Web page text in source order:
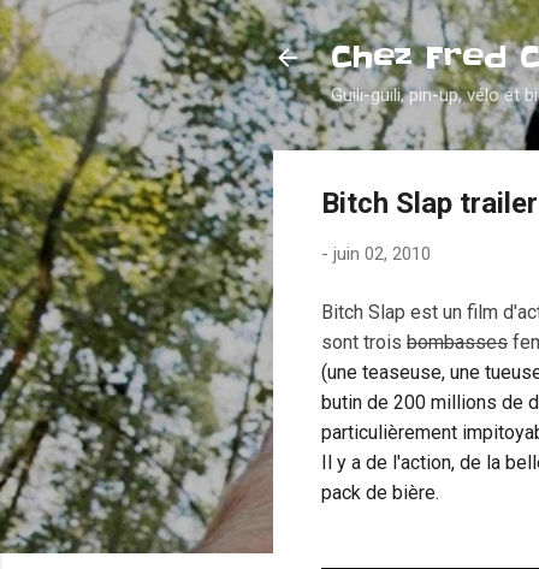
Chez Fred
Guili-guili, pin-up, vélo et
Bitch Slap trailer
- juin 02, 2010
Bitch Slap est un film
sont trois bombasses
(une teaseuse, une
butin de 200 millions de
particulièrement
Il y a de l'action, de la
pack de bière.